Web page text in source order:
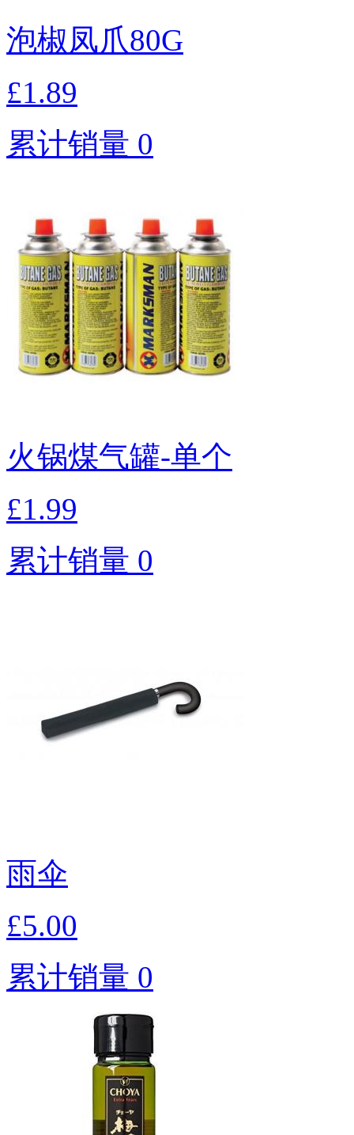
泡椒凤爪80G
£1.89
累计销量 0
火锅煤气罐-单个
£1.99
累计销量 0
雨伞
£5.00
累计销量 0